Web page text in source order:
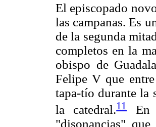
El episcopado
las campanas. Es
de la segunda
completos en la
obispo de
Felipe V que
tapa-tío durante la
la catedral.11En
"disonancias"